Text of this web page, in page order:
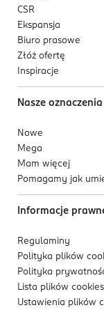
CSR
Ekspansja
Biuro prasowe
Złóż ofertę
Inspiracje
Nasze oznaczenia
Nowe
Mega
Mam więcej
Pomagamy jak
Informacje
Regulaminy
Polityka plików
Polityka
Lista plików cookies
Ustawienia plików